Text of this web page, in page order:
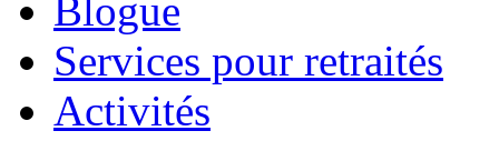
Blogue
Services pour retraités
Activités